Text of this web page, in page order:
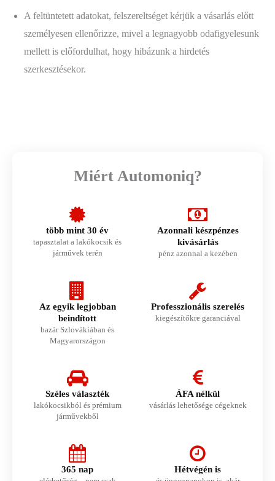
A feltüntetett adatokat, felszereltséget kérjük a vásarlás előtt
személyesen ellenőrizze, mivel a legnagyobb odafigyelesunk
mellett is előfordulhat, hogy hibázunk a hirdetés
szerkesztésekor.
Miért Automoniq?
több mint 30 év
tapasztalat a lakókocsik és
járművek terén
Azonnali készpénzes
kivásárlás
pénz azonnal a kezében
Az egyik legjobban
beindított
bazár Szlovákiában és
Magyarországon
Professzionális szerelés
kiegészítőkre garanciával
Széles választék
lakókocsikból és prémium
járművekből
ÁFA nélkül
vásárlás lehetősége cégeknek
365 nap Hétvégén is